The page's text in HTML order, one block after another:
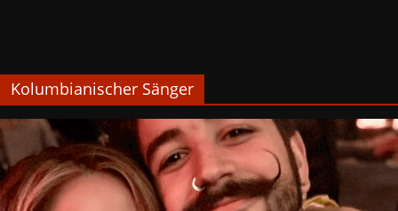
Kolumbianischer Sänger